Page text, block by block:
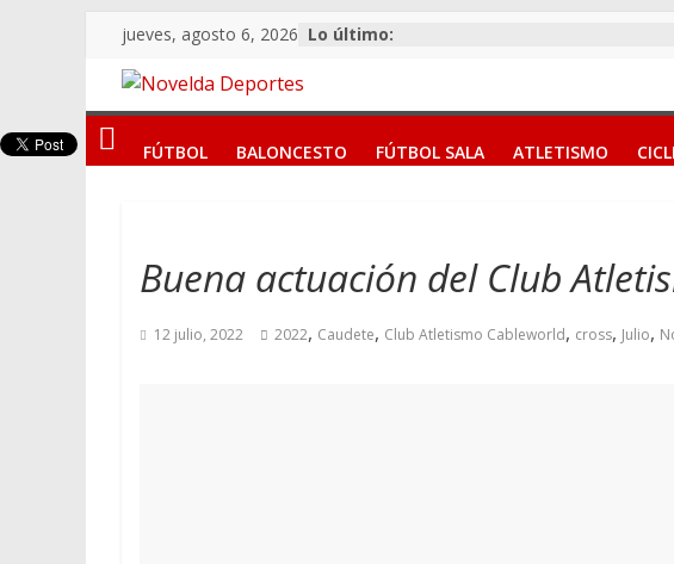
Saltar
contenido
jueves, agosto 6, 2026 Lo último:
Novelda
Deportes
nuestro
FÚTBOL BALONCESTO FÚTBOL SALA ATLETISMO
Buena actuación del Club
12 julio, 2022 2022, Caudete, Club Atletismo Cableworld, cross, Julio,